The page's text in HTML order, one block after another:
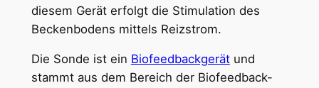
diesem Gerät erfolgt die Stimulation des
Beckenbodens mittels Reizstrom.
Die Sonde ist ein Biofeedbackgerätund
stammt aus dem Bereich der Biofeedback-